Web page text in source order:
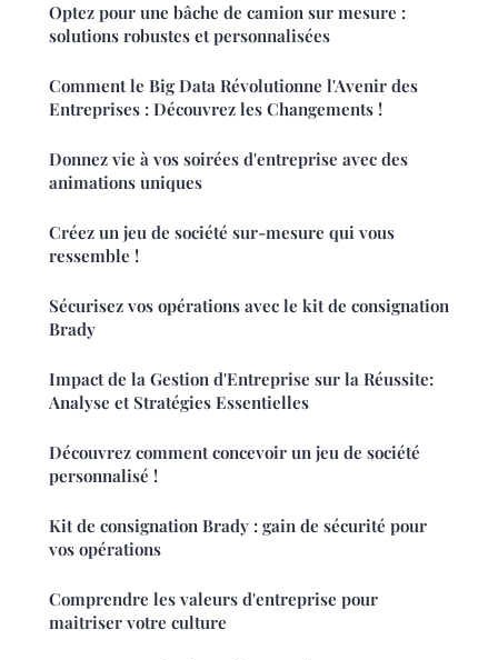
Optez pour une bâche de camion sur mesure :
solutions robustes et personnalisées
Comment le Big Data Révolutionne l'Avenir des
Entreprises : Découvrez les Changements !
Donnez vie à vos soirées d'entreprise avec des
animations uniques
Créez un jeu de société sur-mesure qui vous
ressemble !
Sécurisez vos opérations avec le kit de consignation
Brady
Impact de la Gestion d'Entreprise sur la Réussite:
Analyse et Stratégies Essentielles
Découvrez comment concevoir un jeu de société
personnalisé !
Kit de consignation Brady : gain de sécurité pour
vos opérations
Comprendre les valeurs d'entreprise pour
maitriser votre culture